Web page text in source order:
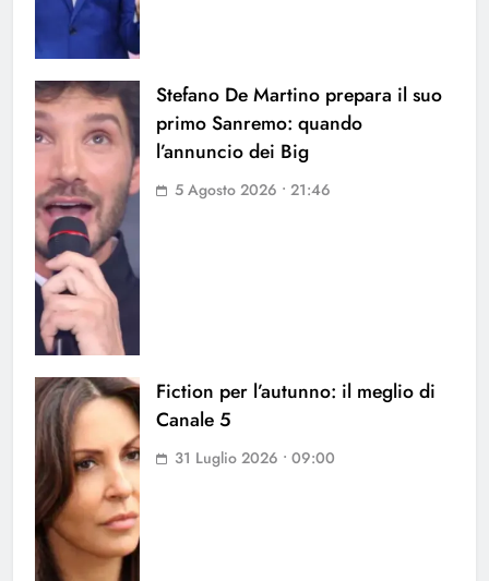
Stefano De Martino prepara il suo
primo Sanremo: quando
l’annuncio dei Big
5 Agosto 2026 • 21:46
Fiction per l’autunno: il meglio di
Canale 5
31 Luglio 2026 • 09:00